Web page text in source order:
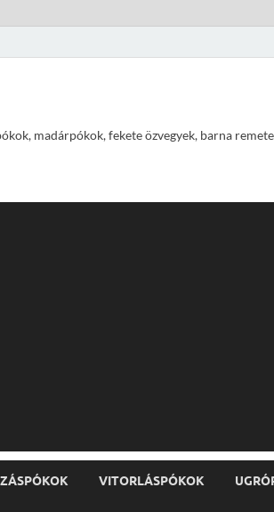
madárpókok, fekete özvegyek, barna
VITORLÁSPÓKOK